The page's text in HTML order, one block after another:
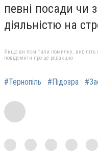
певні посади чи
діяльністю на
Якщо ви помітили помилку, виділіть
повідомити про це редакцію
#Тернопіль #Підозра